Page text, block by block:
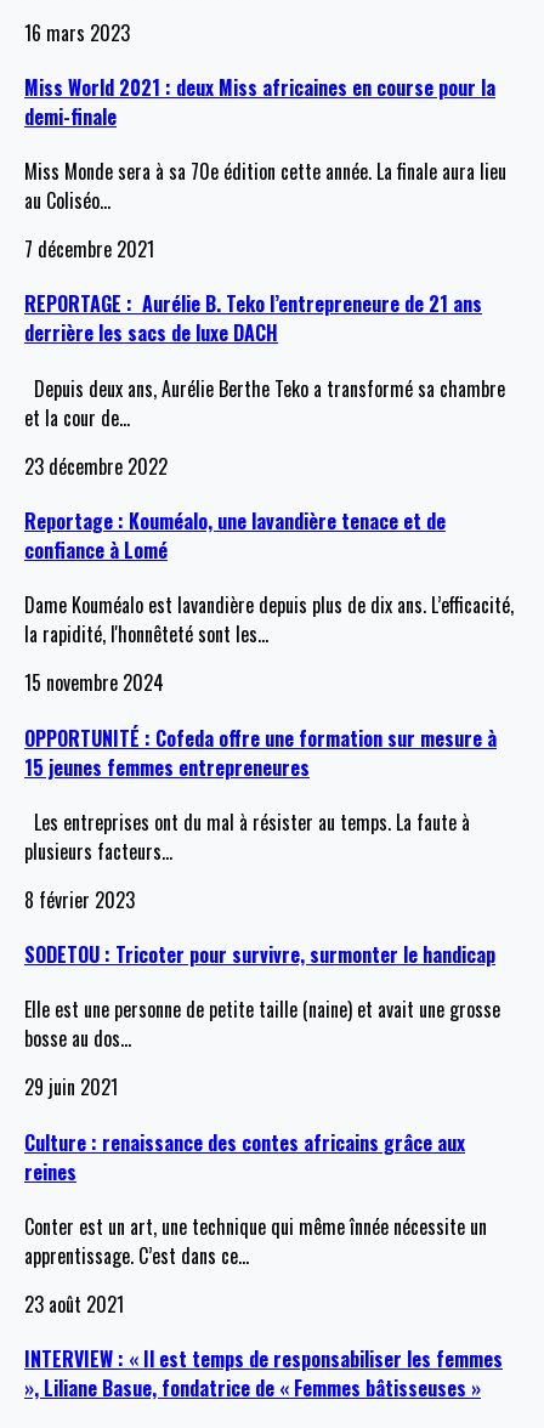
16 mars 2023
Miss World 2021 : deux Miss africaines en course pour la
demi-finale
Miss Monde sera à sa 70e édition cette année. La finale aura lieu
au Coliséo…
7 décembre 2021
REPORTAGE : Aurélie B. Teko l’entrepreneure de 21 ans
derrière les sacs de luxe DACH
Depuis deux ans, Aurélie Berthe Teko a transformé sa chambre
et la cour de…
23 décembre 2022
Reportage : Kouméalo, une lavandière tenace et de
confiance à Lomé
Dame Kouméalo est lavandière depuis plus de dix ans. L’efficacité,
la rapidité, l'honnêteté sont les…
15 novembre 2024
OPPORTUNITÉ : Cofeda offre une formation sur mesure à
15 jeunes femmes entrepreneures
Les entreprises ont du mal à résister au temps. La faute à
plusieurs facteurs…
8 février 2023
SODETOU : Tricoter pour survivre, surmonter le handicap
Elle est une personne de petite taille (naine) et avait une grosse
bosse au dos…
29 juin 2021
Culture : renaissance des contes africains grâce aux
reines
Conter est un art, une technique qui même înnée nécessite un
apprentissage. C’est dans ce…
23 août 2021
INTERVIEW : « Il est temps de responsabiliser les femmes
», Liliane Basue, fondatrice de « Femmes bâtisseuses »